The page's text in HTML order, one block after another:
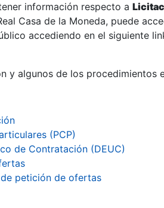
información respecto a
Casa de la Moneda, puede
accediendo en el siguiente
y algunos de los procedimientos
(PCP)
de Contratación (DEUC)
petición de ofertas